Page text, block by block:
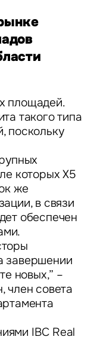
площадей.
такого типа
поскольку
которых X5
же
в связи
обеспечен
завершении
новых,” –
член совета
IBC Real
свое согласие
данных